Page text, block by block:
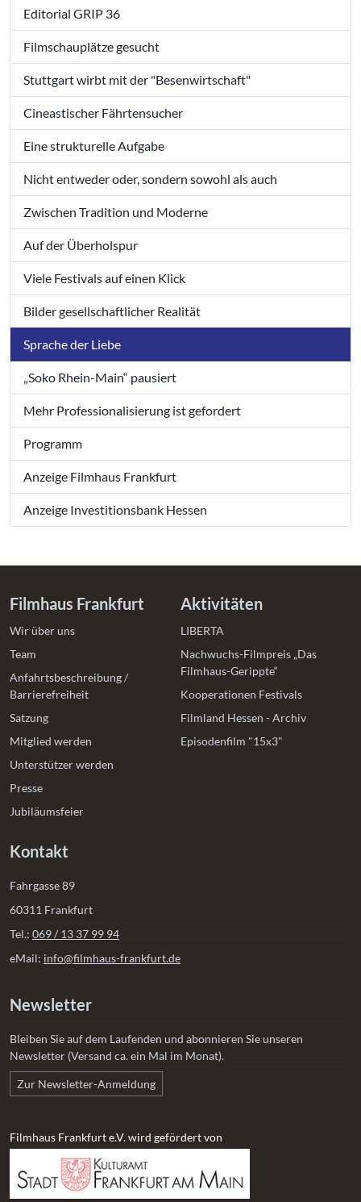
Editorial GRIP 36
Filmschauplätze gesucht
Stuttgart wirbt mit der "Besenwirtschaft"
Cineastischer Fährtensucher
Eine strukturelle Aufgabe
Nicht entweder oder, sondern sowohl als auch
Zwischen Tradition und Moderne
Auf der Überholspur
Viele Festivals auf einen Klick
Bilder gesellschaftlicher Realität
Sprache der Liebe
„Soko Rhein-Main“ pausiert
Mehr Professionalisierung ist gefordert
Programm
Anzeige Filmhaus Frankfurt
Anzeige Investitionsbank Hessen
Filmhaus Frankfurt
Wir über uns
Team
Anfahrtsbeschreibung /
Barrierefreiheit
Satzung
Mitglied werden
Unterstützer werden
Presse
Jubiläumsfeier
Aktivitäten
LIBERTA
Nachwuchs-Filmpreis „Das
Filmhaus-Gerippte“
Kooperationen Festivals
Filmland Hessen - Archiv
Episodenfilm "15x3"
Kontakt
Fahrgasse 89
60311 Frankfurt
Tel.: 069 / 13 37 99 94
eMail: info@filmhaus-frankfurt.de
Newsletter
Bleiben Sie auf dem Laufenden und abonnieren Sie unseren
Newsletter (Versand ca. ein Mal im Monat).
Zur Newsletter-Anmeldung
Filmhaus Frankfurt e.V. wird gefördert von